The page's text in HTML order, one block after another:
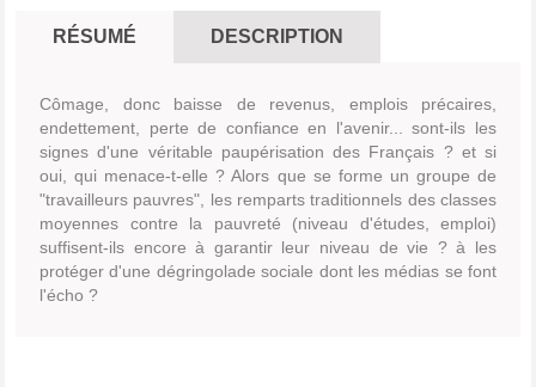
RÉSUMÉ DESCRIPTION
Cômage, donc baisse de revenus, emplois précaires,
endettement, perte de confiance en l'avenir... sont-ils les
signes d'une véritable paupérisation des Français ? et si
oui, qui menace-t-elle ? Alors que se forme un groupe de
"travailleurs pauvres", les remparts traditionnels des classes
moyennes contre la pauvreté (niveau d'études, emploi)
suffisent-ils encore à garantir leur niveau de vie ? à les
protéger d'une dégringolade sociale dont les médias se font
l'écho ?